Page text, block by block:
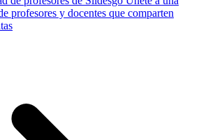
profesores y docentes que comparten